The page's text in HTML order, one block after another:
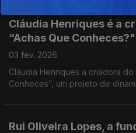
Cláudia Henriques é a
“Achas Que Conheces?"
03 fev. 2026
Cláudia Henriques a criadora do
Conheces”, um projeto de
Rui Oliveira Lopes, a